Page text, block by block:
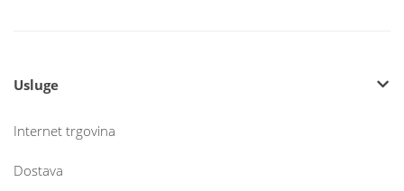
Usluge
Internet trgovina
Dostava